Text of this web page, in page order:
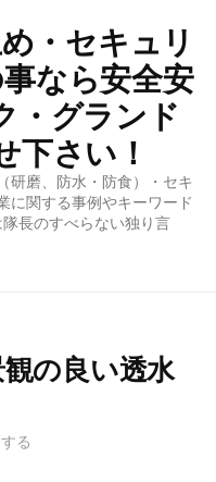
・セキュリ
なら安全安
・グランド
下さい！
研磨、防水・防食）・セキ
に関する事例やキーワード
長のすべらない独り言
の良い透水
る